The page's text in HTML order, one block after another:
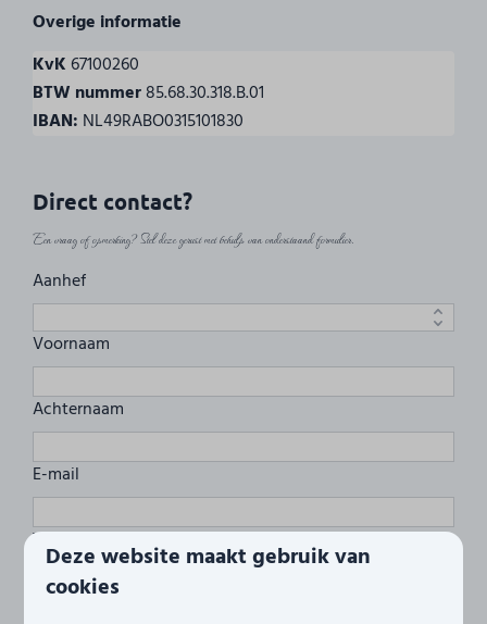
Overige informatie
KvK67100260
BTW nummer85.68.30.318.B.01
IBAN: NL49RABO0315101830
Direct contact?
Een vraag of opmerking? Stel deze gerust met behulp van onderstaand formulier.
Aanhef
Voornaam
Achternaam
E-mail
Telefoonnummer
Deze website maakt gebruik van
cookies